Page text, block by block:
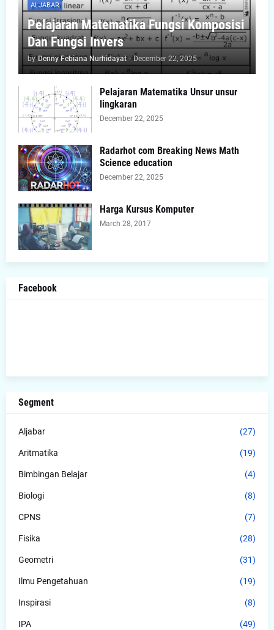
ALJABAR
Pelajaran Matematika Fungsi Komposisi
Dan Fungsi Invers
by Denny Febiana Nurhidayat - December 22, 2025
Pelajaran Matematika Unsur unsur
lingkaran
December 22, 2025
Radarhot com Breaking News Math
Science education
December 22, 2025
Harga Kursus Komputer
March 28, 2017
Facebook
Segment
Aljabar (27)
Aritmatika (19)
Bimbingan Belajar (4)
Biologi (8)
CPNS (7)
Fisika (28)
Geometri (31)
Ilmu Pengetahuan (19)
Inspirasi (8)
IPA (49)